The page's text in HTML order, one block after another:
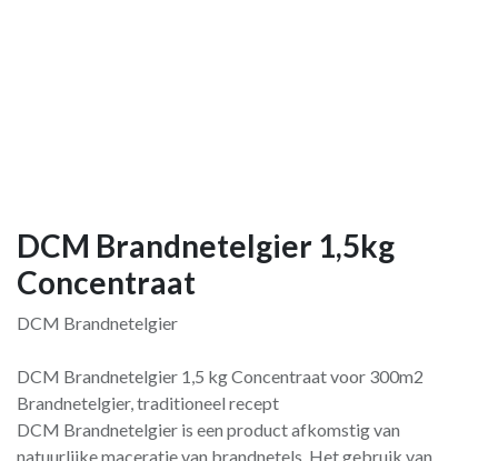
DCM Brandnetelgier 1,5kg
Concentraat
DCM Brandnetelgier
DCM Brandnetelgier 1,5 kg Concentraat voor 300m2
Brandnetelgier, traditioneel recept
DCM Brandnetelgier is een product afkomstig van
natuurlijke maceratie van brandnetels. Het gebruik van